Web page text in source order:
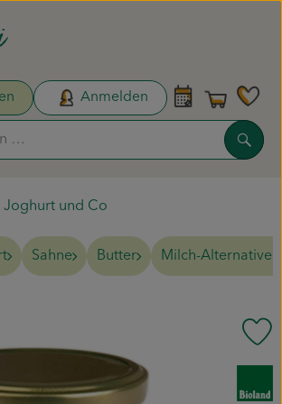
Anmelden
Menu öffnen oder
Joghurt und Co
Sahne Butter Milch-Alternativen